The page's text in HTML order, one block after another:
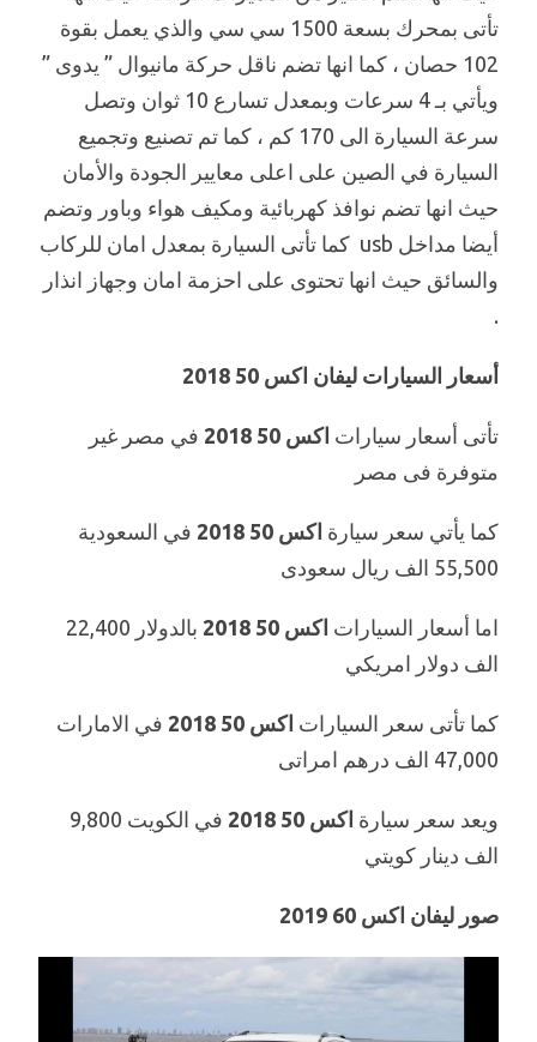
تأتى بمحرك بسعة 1500 سي سي والذي يعمل بقوة
102 حصان ، كما انها تضم ناقل حركة مانيوال ” يدوى ”
ويأتي بـ 4 سرعات وبمعدل تسارع 10 ثوان وتصل
سرعة السيارة الى 170 كم ، كما تم تصنيع وتجميع
السيارة في الصين على اعلى معايير الجودة والأمان
حيث انها تضم نوافذ كهربائية ومكيف هواء وباور وتضم
أيضا مداخل usb كما تأتى السيارة بمعدل امان للركاب
والسائق حيث انها تحتوى على احزمة امان وجهاز انذار
.
أسعار السيارات ليفان اكس 50 2018
تأتى أسعار سيارات اكس 50 2018
في مصر غير
متوفرة فى مصر
كما يأتي سعر سيارة اكس 50 2018
في السعودية
55,500 الف ريال سعودى
اما أسعار السيارات اكس 50 2018
بالدولار 22,400
الف دولار امريكي
كما تأتى سعر السيارات اكس 50 2018
في الامارات
47,000 الف درهم امراتى
ويعد سعر سيارة اكس 50 2018
في الكويت 9,800
الف دينار كويتي
صور ليفان اكس 60 2019